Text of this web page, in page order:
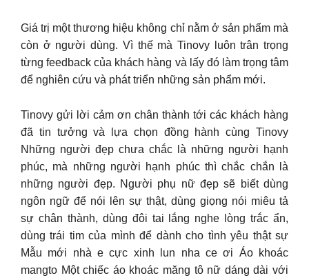
Giá trị một thương hiệu không chỉ nằm ở sản phẩm mà
còn ở người dùng. Vì thế mà Tinovy luôn trân trọng
từng feedback của khách hàng và lấy đó làm trọng tâm
để nghiên cứu và phát triển những sản phẩm mới.
Tinovy gửi lời cảm ơn chân thành tới các khách hàng
đã tin tưởng và lựa chọn đồng hành cùng Tinovy
Những người đẹp chưa chắc là những người hạnh
phúc, mà những người hạnh phúc thì chắc chắn là
những người đẹp. Người phụ nữ đẹp sẽ biết dùng
ngôn ngữ để nói lên sự thật, dùng giọng nói miêu tả
sự chân thành, dùng đôi tai lắng nghe lòng trắc ẩn,
dùng trái tim của mình để dành cho tình yêu thật sự
Mẫu mới nhà e cực xinh lun nha ce ơi Áo khoác
mangto Một chiếc áo khoác măng tô nữ dáng dài với